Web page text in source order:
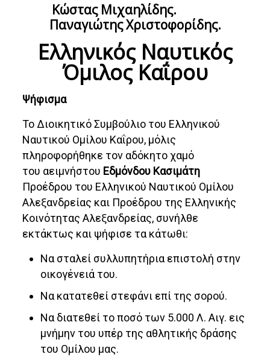
Κώστας Μιχαηλίδης.
Παναγιώτης Χριστοφορίδης.
Ελληνικός Ναυτικός
Όμιλος Καΐρου
Ψήφισμα
Το Διοικητικό Συμβούλιο του Ελληνικού
Ναυτικού Ομίλου Καΐρου, μόλις
πληροφορήθηκε τον αδόκητο χαμό
του αειμνήστου Εδμόνδου Κασιμάτη
Προέδρου του Ελληνικού Ναυτικού Ομίλου
Αλεξανδρείας και Προέδρου της Ελληνικής
Κοινότητας Αλεξανδρείας, συνήλθε
εκτάκτως και ψήφισε τα κάτωθι:
Να σταλεί συλλυπητήρια επιστολή στην
οικογένειά του.
Να κατατεθεί στεφάνι επί της σορού.
Να διατεθεί το ποσό των 5.000 Λ. Αιγ. εις
μνήμην του υπέρ της αθλητικής δράσης
του Ομίλου μας.